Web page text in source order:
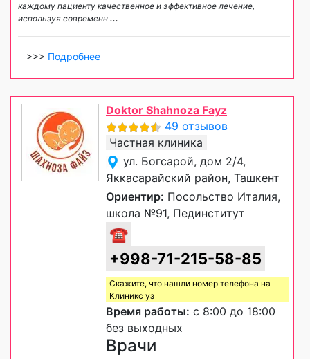
каждому пациенту качественное и эффективное лечение,
используя современн ...
>>> Подробнее
Doktor Shahnoza Fayz
49 отзывов
Частная клиника
ул. Богсарой, дом 2/4,
Яккасарайский район, Ташкент
Ориентир: Посольство Италия,
школа №91, Пединститут
☎
+998-71-215-58-85
Скажите, что нашли номер телефона на
Клиникс уз
Время работы: с 8:00 до 18:00
без выходных
Врачи